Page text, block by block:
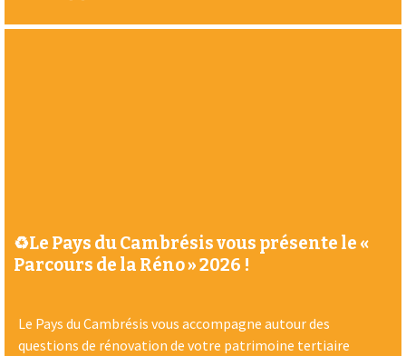
♻️Le Pays du Cambrésis vous présente le «
Parcours de la Réno » 2026 !
Le Pays du Cambrésis vous accompagne autour des
questions de rénovation de votre patrimoine tertiaire